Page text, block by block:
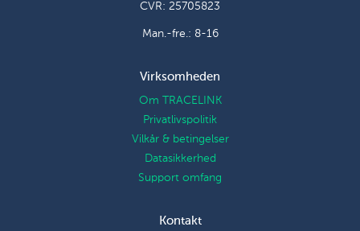
CVR: 25705823
Man.-fre.: 8-16
Virksomheden
Om TRACELINK
Privatlivspolitik
Vilkår & betingelser
Datasikkerhed
Support omfang
Kontakt